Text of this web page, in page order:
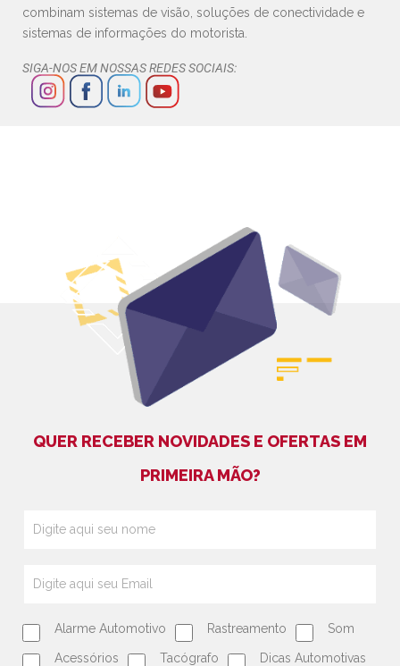
combinam sistemas de visão, soluções de conectividade e
sistemas de informações do motorista.
SIGA-NOS EM NOSSAS REDES SOCIAIS:
QUER RECEBER NOVIDADES E OFERTAS EM
PRIMEIRA MÃO?
Alarme Automotivo Rastreamento Som
Acessórios Tacógrafo Dicas Automotivas